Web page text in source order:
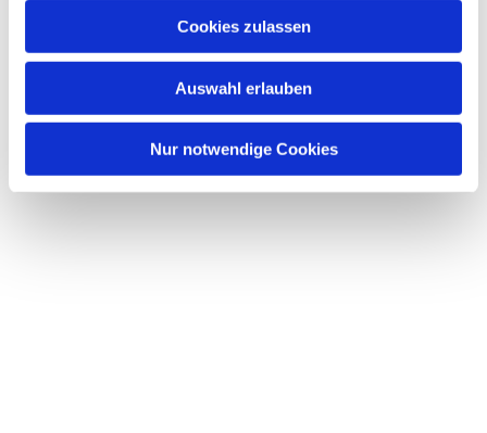
Cookies zulassen
Auswahl erlauben
Nur notwendige Cookies